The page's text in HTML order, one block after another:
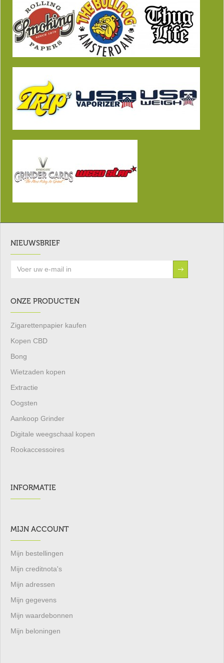
NIEUWSBRIEF
ONZE PRODUCTEN
Zigarettenpapier kaufen
Kopen CBD
Bong
Wietzaden kopen
Extractie
Oogsten
Aankoop Grinder
Digitale weegschaal kopen
Rookaccessoires
INFORMATIE
MIJN ACCOUNT
Mijn bestellingen
Mijn creditnota's
Mijn adressen
Mijn gegevens
Mijn waardebonnen
Mijn beloningen